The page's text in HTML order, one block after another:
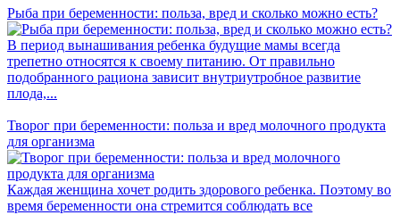
Рыба при беременности: польза, вред и сколько можно есть?
В период вынашивания ребенка будущие мамы всегда
трепетно относятся к своему питанию. От правильно
подобранного рациона зависит внутриутробное развитие
плода,...
Творог при беременности: польза и вред молочного продукта
для организма
Каждая женщина хочет родить здорового ребенка. Поэтому во
время беременности она стремится соблюдать все